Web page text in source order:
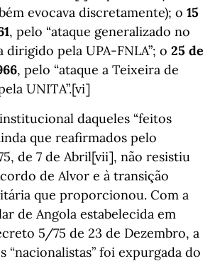
evocava discretamente); o 15
, pelo “ataque generalizado no
dirigido pela UPA-FNLA”; o 25 de
, pelo “ataque a Teixeira de
UNITA”.[vi]
daqueles “feitos
que reafirmados pelo
de 7 de Abril[vii], não resistiu
de Alvor e à transição
que proporcionou. Com a
de Angola estabelecida em
5/75 de 23 de Dezembro, a
“nacionalistas” foi expurgada do